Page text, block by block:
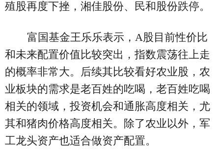
殖股再度下挫，湘佳股份、民和股份跌停。
富国基金王乐乐表示，A股目前性价比
和未来配置价值比较突出，指数震荡往上走
的概率非常大。后续其比较看好农业股，农
业板块的需求是老百姓的吃喝，老百姓吃喝
相关的领域，投资机会和通胀高度相关，尤
其和猪肉价格高度相关。除了农业以外，军
工龙头资产也适合做资产配置。